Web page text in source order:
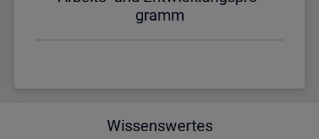
gramm
Wissenswertes